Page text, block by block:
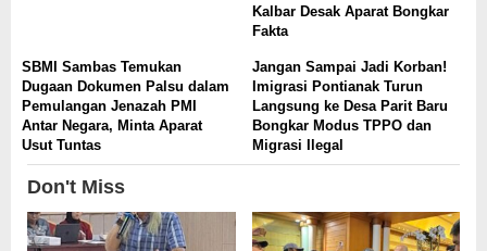
Kalbar Desak Aparat Bongkar
Fakta
SBMI Sambas Temukan
Dugaan Dokumen Palsu dalam
Pemulangan Jenazah PMI
Antar Negara, Minta Aparat
Usut Tuntas
Jangan Sampai Jadi Korban!
Imigrasi Pontianak Turun
Langsung ke Desa Parit Baru
Bongkar Modus TPPO dan
Migrasi Ilegal
Don't Miss